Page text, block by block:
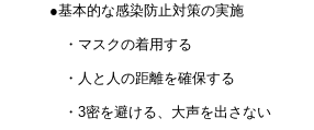
●基本的な感染防止対策の実施
・マスクの着用する
・人と人の距離を確保する
・3密を避ける、大声を出さない